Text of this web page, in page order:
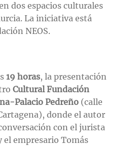
dos espacios culturales
La iniciativa está
NEOS.
19 horas, la presentación
Cultural Fundación
Palacio Pedreño (calle
donde el autor
con el jurista
el empresario Tomás